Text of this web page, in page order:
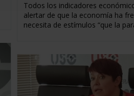
Todos los indicadores
alertar de que la economía ha
necesita de estímulos “que la